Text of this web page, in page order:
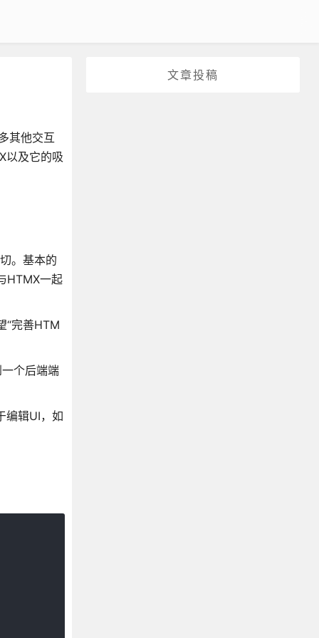
文章投稿
其他交互
以及它的吸
。基本的
HTMX一起
“完善HTM
个后端端
编辑UI，如